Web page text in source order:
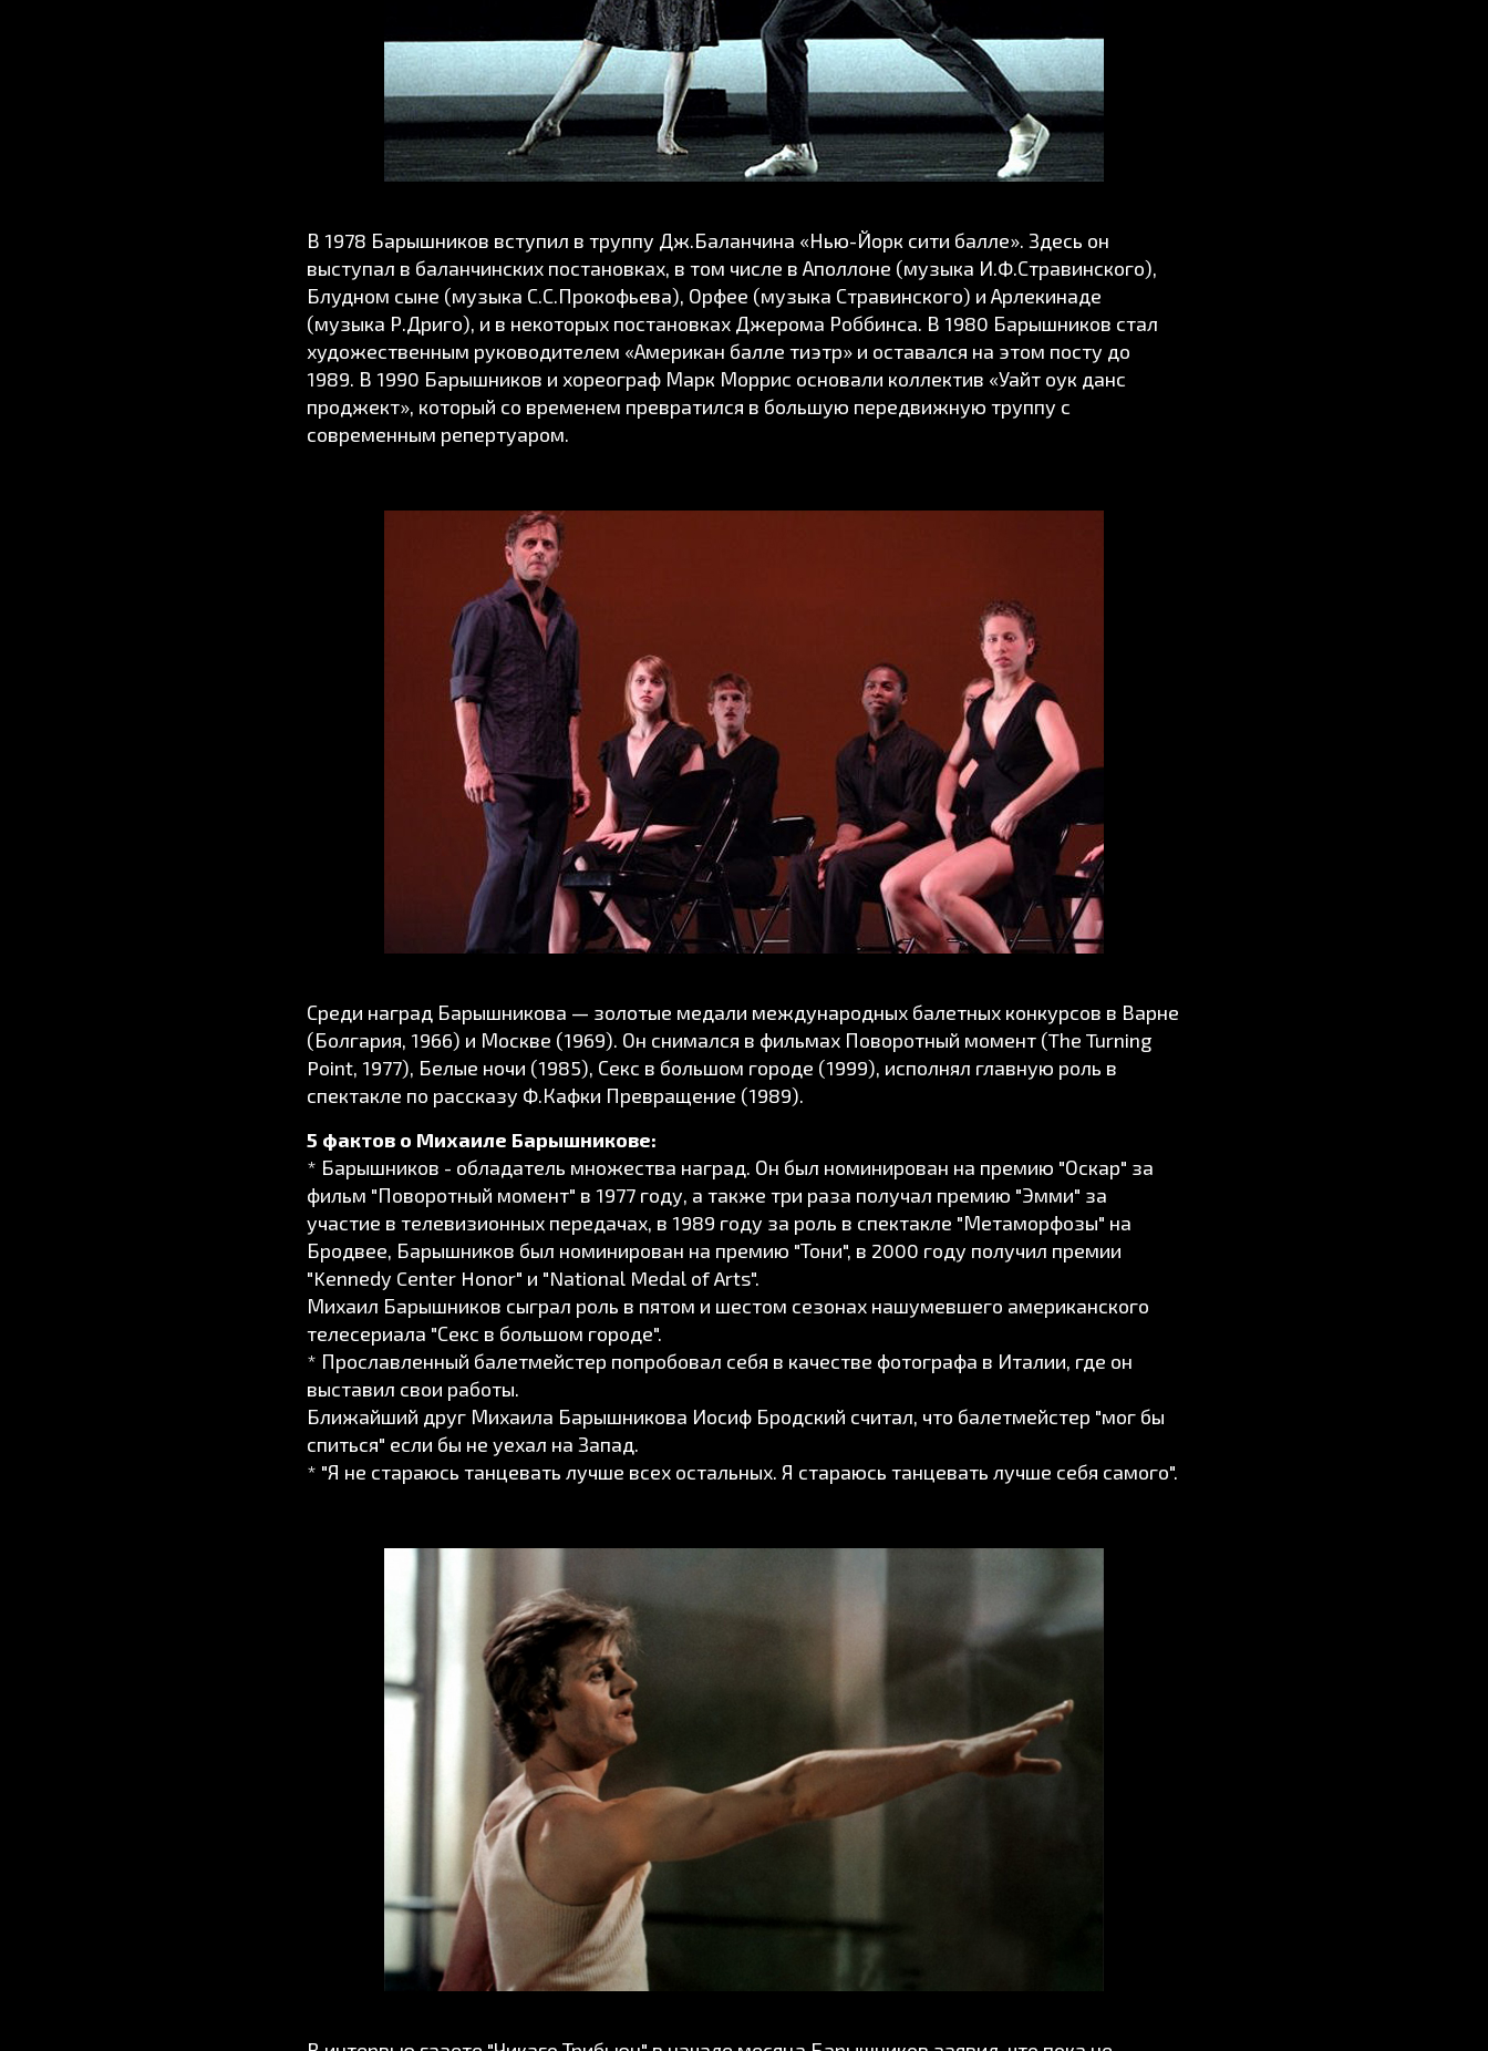
В 1978 Барышников вступил в труппу Дж.Баланчина «Нью-Йорк сити балле». Здесь он
выступал в баланчинских постановках, в том числе в Аполлоне (музыка И.Ф.Стравинского),
Блудном сыне (музыка С.С.Прокофьева), Орфее (музыка Стравинского) и Арлекинаде
(музыка Р.Дриго), и в некоторых постановках Джерома Роббинса. В 1980 Барышников стал
художественным руководителем «Американ балле тиэтр» и оставался на этом посту до
1989. В 1990 Барышников и хореограф Марк Моррис основали коллектив «Уайт оук данс
проджект», который со временем превратился в большую передвижную труппу с
современным репертуаром.
Среди наград Барышникова — золотые медали международных балетных конкурсов в Варне
(Болгария, 1966) и Москве (1969). Он снимался в фильмах Поворотный момент (The Turning
Point, 1977), Белые ночи (1985), Секс в большом городе (1999), исполнял главную роль в
спектакле по рассказу Ф.Кафки Превращение (1989).
5 фактов о Михаиле Барышникове:
* Барышников - обладатель множества наград. Он был номинирован на премию "Оскар" за
фильм "Поворотный момент" в 1977 году, а также три раза получал премию "Эмми" за
участие в телевизионных передачах, в 1989 году за роль в спектакле "Метаморфозы" на
Бродвее, Барышников был номинирован на премию "Тони", в 2000 году получил премии
"Kennedy Center Honor" и "National Medal of Arts".
Михаил Барышников сыграл роль в пятом и шестом сезонах нашумевшего американского
телесериала "Секс в большом городе".
* Прославленный балетмейстер попробовал себя в качестве фотографа в Италии, где он
выставил свои работы.
Ближайший друг Михаила Барышникова Иосиф Бродский считал, что балетмейстер "мог бы
спиться" если бы не уехал на Запад.
* "Я не стараюсь танцевать лучше всех остальных. Я стараюсь танцевать лучше себя самого".